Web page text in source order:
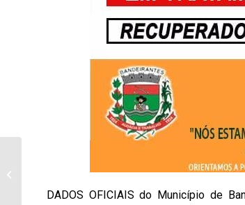
DADOS OFICIAIS do Município de
retornará...